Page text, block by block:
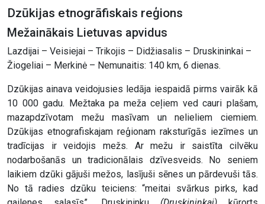
Dzūkijas etnogrāfiskais reģions
Mežainākais Lietuvas apvidus
Lazdijai – Veisiejai – Trikojis – Didžiasalis – Druskininkai –
Žiogeliai – Merkinė – Nemunaitis: 140 km, 6 dienas.
Dzūkijas ainava veidojusies ledāja iespaidā pirms vairāk kā
10 000 gadu. Mežtaka pa meža ceļiem ved cauri plašam,
mazapdzīvotam mežu masīvam un nelieliem ciemiem.
Dzūkijas etnografiskajam reģionam raksturīgās iezīmes un
tradīcijas ir veidojis mežs. Ar mežu ir saistīta cilvēku
nodarbošanās un tradicionālais dzīvesveids. No seniem
laikiem dzūki gājuši mežos, lasījuši sēnes un pārdevuši tās.
No tā radies dzūku teiciens: “meitai svārkus pirks, kad